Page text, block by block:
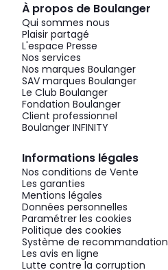
À propos de Boulanger
Qui sommes nous
Plaisir partagé
L'espace Presse
Nos services
Nos marques Boulanger
SAV marques Boulanger
Le Club Boulanger
Fondation Boulanger
Client professionnel
Boulanger INFINITY
Informations légales
Nos conditions de Vente
Les garanties
Mentions légales
Données personnelles
Paramétrer les cookies
Politique des cookies
Système de recommandation
Les avis en ligne
Lutte contre la corruption